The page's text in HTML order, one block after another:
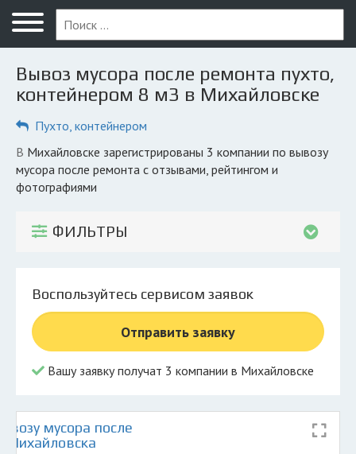
Меню
Главная
Вопрос юристу
Компании
КОМПАНИЯМ
© 2026 Все права защищены
Вывоз мусора после ремонта пухто,
контейнером 8 м3 в Михайловске
Пухто, контейнером
в Михайловске зарегистрированы 3 компании по вывозу
мусора после ремонта с отзывами, рейтингом и
фотографиями
ФИЛЬТРЫ
Воспользуйтесь сервисом заявок
Отправить заявку
Вашу заявку получат 3 компании в Михайловске
мусора после
Михайловска